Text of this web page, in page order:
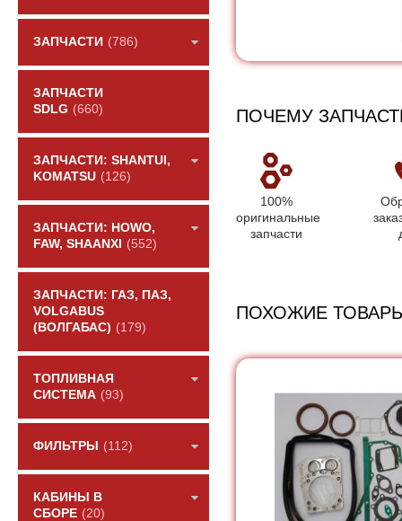
ЗАПЧАСТИ (786)
ЗАПЧАСТИ
SDLG (660)
ЗАПЧАСТИ: SHANTUI,
KOMATSU (126)
ЗАПЧАСТИ: HOWO,
FAW, SHAANXI
(552)
ЗАПЧАСТИ: ГАЗ, ПАЗ,
VOLGABUS
(ВОЛГАБАС) (179)
ТОПЛИВНАЯ
СИСТЕМА (93)
ФИЛЬТРЫ (112)
КАБИНЫ В
СБОРЕ (20)
ПОЧЕМУ
100%
оригинальные
запчасти
ПОХОЖИЕ